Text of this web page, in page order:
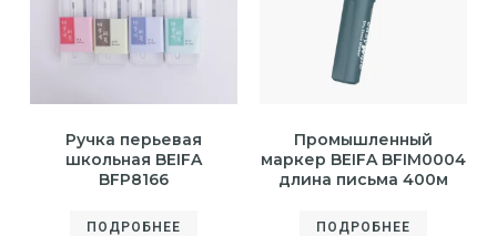
Ручка перьевая
школьная BEIFA
BFP8166
ПОДРОБНЕЕ
Промышленный
маркер BEIFA BFIM0004
длина письма 400м
ПОДРОБНЕЕ